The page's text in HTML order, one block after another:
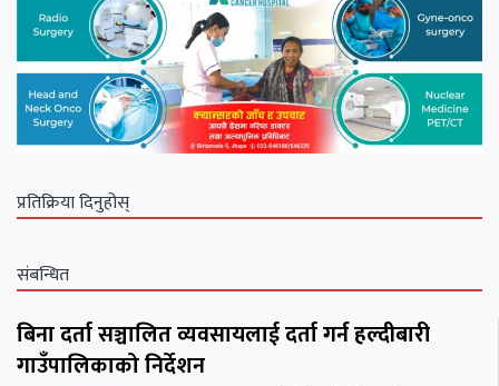
प्रतिक्रिया दिनुहोस्
संबन्धित
बिना दर्ता सञ्चालित व्यवसायलाई दर्ता गर्न हल्दीबारी
गाउँपालिकाको निर्देशन